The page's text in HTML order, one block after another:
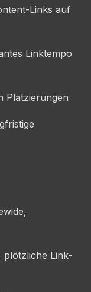
Links auf
Linktempo
Platzierungen
plötzliche Link-